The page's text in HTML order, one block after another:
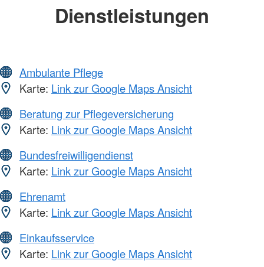
Dienstleistungen
Ambulante Pflege
Karte: Link zur Google Maps Ansicht
Beratung zur Pflegeversicherung
Karte: Link zur Google Maps Ansicht
Bundesfreiwilligendienst
Karte: Link zur Google Maps Ansicht
Ehrenamt
Karte: Link zur Google Maps Ansicht
Einkaufsservice
Karte: Link zur Google Maps Ansicht